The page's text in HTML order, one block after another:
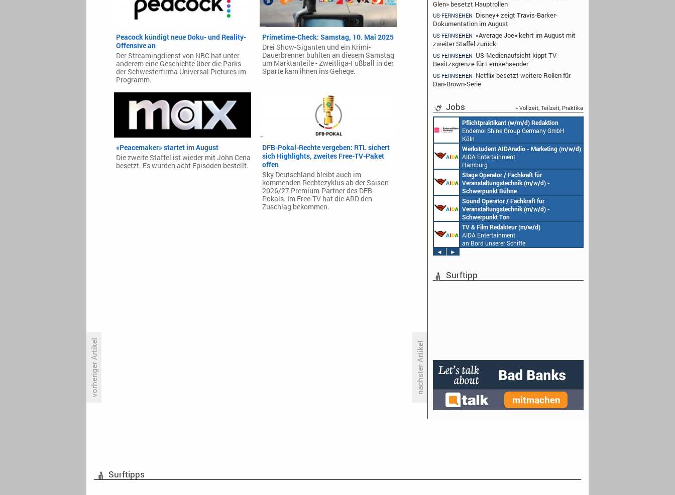
vorheriger Artikel nächster Artikel
Peacock kündigt neue Doku- und Reality-
Offensive an
Der Streamingdienst von NBC hat unter
anderem eine Geschichte über die Parks
der Schwesterfirma Universal Pictures im
Programm.
Primetime-Check: Samstag, 10. Mai 2025
Drei Show-Giganten und ein Krimi-
Dauerbrenner buhlten an diesem Samstag
um Marktanteile - Zweitliga-Fußball in der
Sparte kam ihnen ins Gehege.
«Peacemaker» startet im August
Die zweite Staffel ist wieder mit John Cena
besetzt. Es wurden acht Episoden bestellt.
DFB-Pokal-Rechte vergeben: RTL sichert
sich Highlights, zweites Free-TV-Paket
offen
Sky Deutschland bleibt auch im
kommenden Rechtezyklus ab der Saison
2026/27 Premium-Partner des DFB-
Pokals. Im Free-TV hat die ARD den
Zuschlag bekommen.
Glen» besetzt Hauptrollen
US-FERNSEHEN Disney+ zeigt Travis-Barker-
Dokumentation im August
US-FERNSEHEN «Average Joe» kehrt im August mit
zweiter Staffel zurück
US-FERNSEHEN US-Medienaufsicht kippt TV-
Besitzsgrenze für Fernsehsender
US-FERNSEHEN Netflix besetzt weitere Rollen für
Dan-Brown-Serie
Jobs » Vollzeit, Teilzeit, Praktika
Pflichtpraktikant (w/m/d) Redaktion
Endemol Shine Group Germany GmbH
Köln
Werkstudent AIDAradio - Marketing (m/w/d)
AIDA Entertainment
Hamburg
Stage Operator / Fachkraft für
Veranstaltungstechnik (m/w/d) -
Schwerpunkt Bühne
AIDA Entertainment
an Bord unserer Schiffe
Sound Operator / Fachkraft für
Veranstaltungstechnik (m/w/d) -
Schwerpunkt Ton
AIDA Entertainment
an Bord unserer Schiffe
TV & Film Redakteur (m/w/d)
AIDA Entertainment
an Bord unserer Schiffe
◄
►
Surftipp
Surftipps